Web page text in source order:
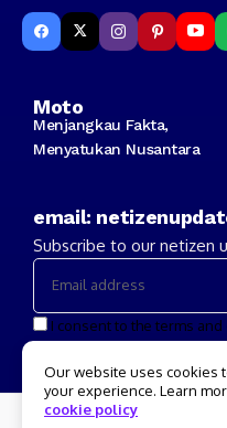
Moto
Menjangkau Fakta,
Menyatukan Nusantara
email:
Subscribe to our netizen
I consent to the terms
Copyright
Our website uses cookies
your experience. Learn
cookie policy